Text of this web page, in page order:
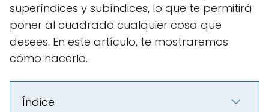
superíndices y subíndices, lo que te permitirá
poner al cuadrado cualquier cosa que
desees. En este artículo, te mostraremos
cómo hacerlo.
Índice